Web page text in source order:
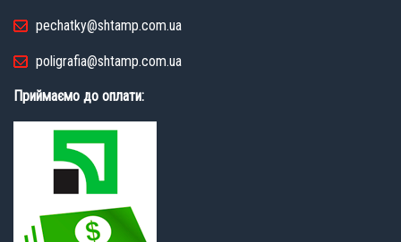
pechatky@shtamp.com.ua
poligrafia@shtamp.com.ua
Приймаємо до оплати: